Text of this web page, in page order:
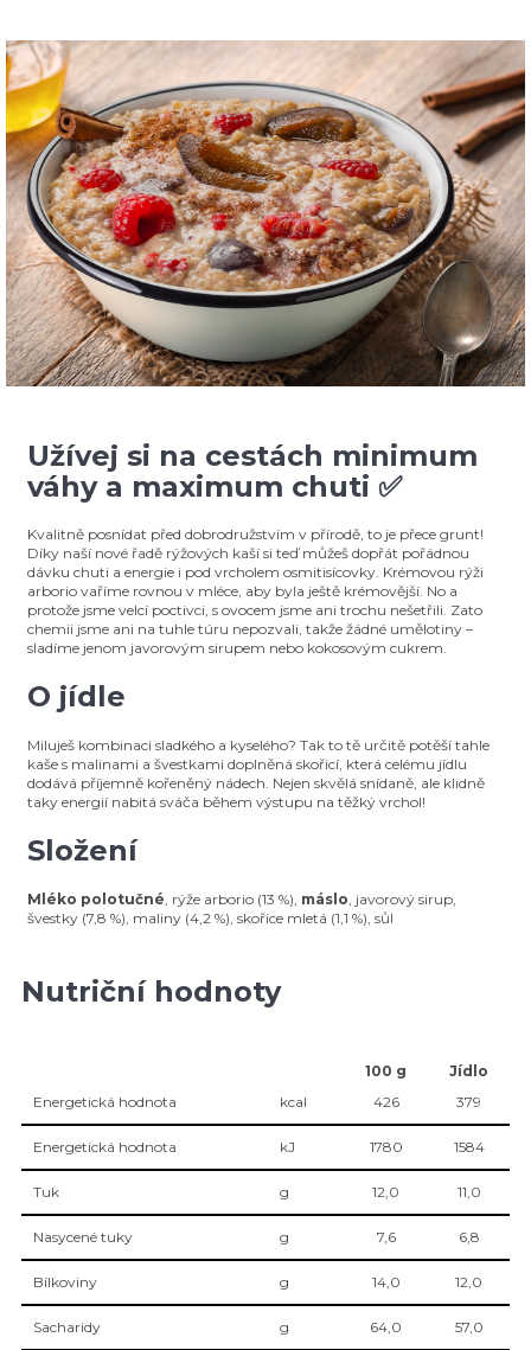
Užívej si na cestách minimum
váhy a maximum chuti ✅
Kvalitně posnídat před dobrodružstvím v přírodě, to je přece grunt!
Díky naší nové řadě rýžových kaší si teď můžeš dopřát pořádnou
dávku chuti a energie i pod vrcholem osmitisícovky. Krémovou rýži
arborio vaříme rovnou v mléce, aby byla ještě krémovější. No a
protože jsme velcí poctivci, s ovocem jsme ani trochu nešetřili. Zato
chemii jsme ani na tuhle túru nepozvali, takže žádné umělotiny –
sladíme jenom javorovým sirupem nebo kokosovým cukrem.
O jídle
Miluješ kombinaci sladkého a kyselého? Tak to tě určitě potěší tahle
kaše s malinami a švestkami doplněná skořicí, která celému jídlu
dodává příjemně kořeněný nádech. Nejen skvělá snídaně, ale klidně
taky energií nabitá sváča během výstupu na těžký vrchol!
Složení
Mléko polotučné, rýže arborio (13 %), máslo, javorový sirup,
švestky (7,8 %), maliny (4,2 %), skořice mletá (1,1 %), sůl
Nutriční hodnoty
100 g
Jídlo
Energetická hodnota
kcal 426 379
Energetická hodnota kJ 1780 1584
Tuk g 12,0 11,0
Nasycené tuky g 7,6 6,8
Bílkoviny g 14,0 12,0
Sacharidy g 64,0 57,0
j
e
m
e
PENNE
S
BOLOŇSKOU
OMÁČKOU
A
PARMESÁNEM
285
Kč